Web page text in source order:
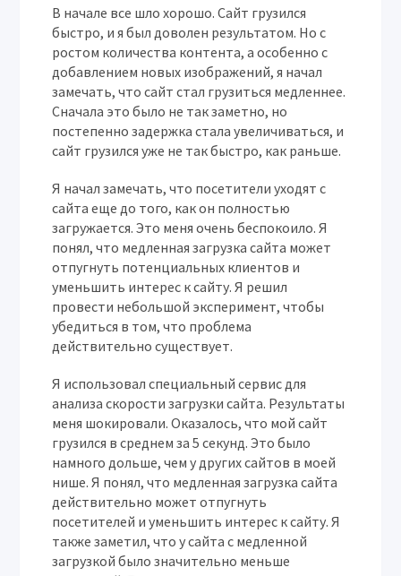
В начале все шло хорошо. Сайт грузился
быстро, и я был доволен результатом. Но с
ростом количества контента, а особенно с
добавлением новых изображений, я начал
замечать, что сайт стал грузиться медленнее.
Сначала это было не так заметно, но
постепенно задержка стала увеличиваться, и
сайт грузился уже не так быстро, как раньше.
Я начал замечать, что посетители уходят с
сайта еще до того, как он полностью
загружается. Это меня очень беспокоило. Я
понял, что медленная загрузка сайта может
отпугнуть потенциальных клиентов и
уменьшить интерес к сайту. Я решил
провести небольшой эксперимент, чтобы
убедиться в том, что проблема
действительно существует.
Я использовал специальный сервис для
анализа скорости загрузки сайта. Результаты
меня шокировали. Оказалось, что мой сайт
грузился в среднем за 5 секунд. Это было
намного дольше, чем у других сайтов в моей
нише. Я понял, что медленная загрузка сайта
действительно может отпугнуть
посетителей и уменьшить интерес к сайту. Я
также заметил, что у сайта с медленной
загрузкой было значительно меньше